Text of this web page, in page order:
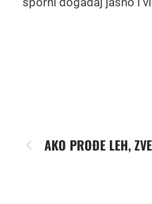
AKO PROĐE LEH,